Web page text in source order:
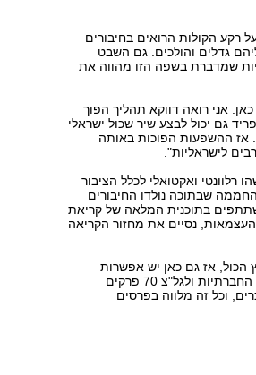
רקע הקולות הרואים בחיבורים
גדלים והולכים. גם השבט
שמדברת בשפה הזו מהווה את
אני רואה דווקא תהליך הפוך
גם יכול לבצע שיר שכול ישראלי
אז ההשפעות הפוכות באותה
לישראליות".
רלוונטי ואקטואלי לכלל הציבור
שבתוכה נולדו החיבורים
לנו כ-95 אלף איש שמשתתפים בתוכנית המלאה של קריאת
נסיים את מחזור הקריאה
הכול, אז גם כאן יש אפשרות
למשהו חלקי. לכן כפיילוט אנחנו מעלים לרשתות החברתיות ולגל"צ 70 פרקים
וכל זה מלווה בפרסים